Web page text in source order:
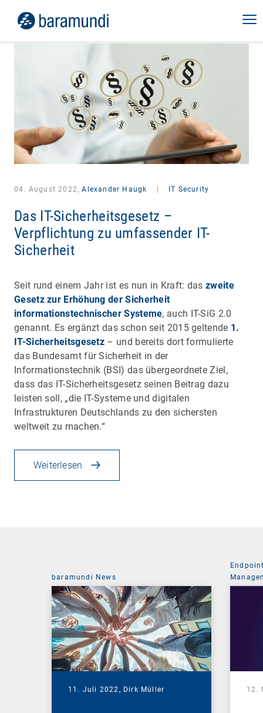
04. August 2022,Alexander Haugk IT Security
Das IT-Sicherheitsgesetz –
Verpflichtung zu umfassender IT-
Sicherheit
Seit rund einem Jahr ist es nun in Kraft: das zweite
Gesetz zur Erhöhung der Sicherheit
informationstechnischer Systeme, auch IT-SiG 2.0
genannt. Es ergänzt das schon seit 2015 geltende 1.
IT-Sicherheitsgesetz – und bereits dort formulierte
das Bundesamt für Sicherheit in der
Informationstechnik (BSI) das übergeordnete Ziel,
dass das IT-Sicherheitsgesetz seinen Beitrag dazu
leisten soll, „die IT-Systeme und digitalen
Infrastrukturen Deutschlands zu den sichersten
weltweit zu machen.“
Weiterlesen
baramundi News
11. Juli 2022, Dirk Müller 12.